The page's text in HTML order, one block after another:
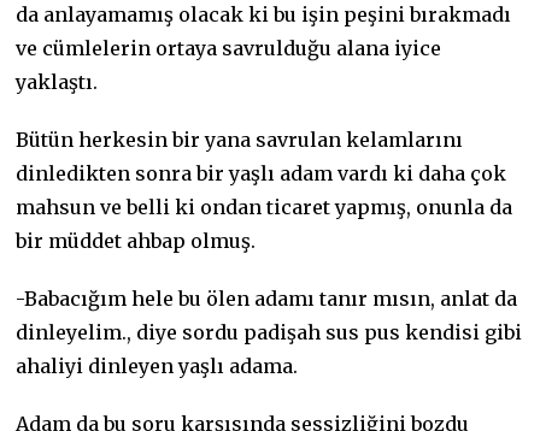
da anlayamamış olacak ki bu işin peşini bırakmadı
ve cümlelerin ortaya savrulduğu alana iyice
yaklaştı.
Bütün herkesin bir yana savrulan kelamlarını
dinledikten sonra bir yaşlı adam vardı ki daha çok
mahsun ve belli ki ondan ticaret yapmış, onunla da
bir müddet ahbap olmuş.
-Babacığım hele bu ölen adamı tanır mısın, anlat da
dinleyelim., diye sordu padişah sus pus kendisi gibi
ahaliyi dinleyen yaşlı adama.
Adam da bu soru karşısında sessizliğini bozdu